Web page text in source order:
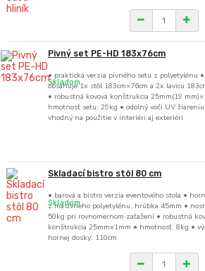
Pivný set PE-HD 183x76cm
• praktická verzia pivného setu z polyetylénu •
obsahuje 1x stôl 183cm×76cm a 2x lavicu
• robustná kovová konštrukcia 25mm(19
hmotnosť setu: 29kg • odolný voči UV žiareniu
vhodný na použitie v interiéri aj exteriéri
Skladom
Skladací bistro stôl 80 cm
• barová a bistro verzia eventového stola •
z masívneho polyetylénu, hrúbka 45mm •
50kg pri rovnomernom zaťažení • robustná
konštrukcia 25mmx1mm • hmotnosť: 8kg •
hornej dosky: 110cm
Skladom